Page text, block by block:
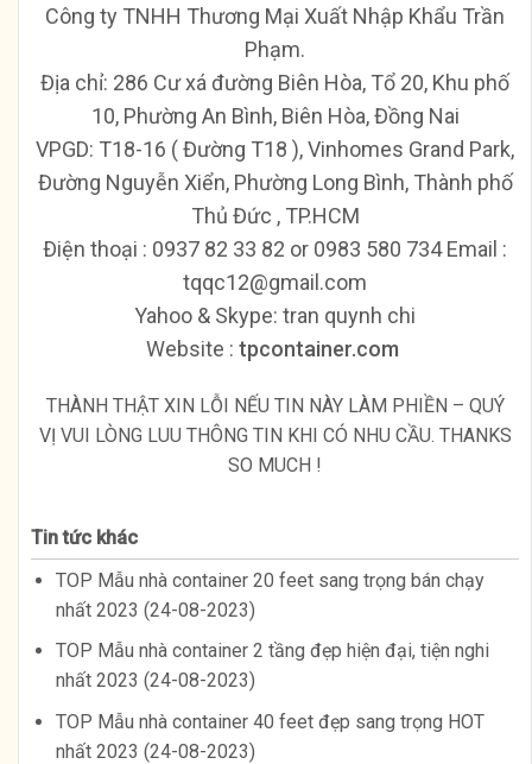
Công ty TNHH Thương Mại Xuất Nhập Khẩu Trần
Phạm.
Địa chỉ: 286 Cư xá đường Biên Hòa, Tổ 20, Khu phố
10, Phường An Bình, Biên Hòa, Đồng Nai
VPGD: T18-16 ( Đường T18 ), Vinhomes Grand Park,
Đường Nguyễn Xiển, Phường Long Bình, Thành phố
Thủ Đức , TP.HCM
Ðiện thoại : 0937 82 33 82 or 0983 580 734 Email :
tqqc12@gmail.com
Yahoo & Skype: tran quynh chi
Website : tpcontainer.com
THÀNH THẬT XIN LỖI NẾU TIN NÀY LÀM PHIỀN – QUÝ
VỊ VUI LÒNG LUU THÔNG TIN KHI CÓ NHU CẦU. THANKS
SO MUCH !
Tin tức khác
TOP Mẫu nhà container 20 feet sang trọng bán chạy
nhất 2023 (24-08-2023)
TOP Mẫu nhà container 2 tầng đẹp hiện đại, tiện nghi
nhất 2023 (24-08-2023)
TOP Mẫu nhà container 40 feet đẹp sang trọng HOT
nhất 2023 (24-08-2023)